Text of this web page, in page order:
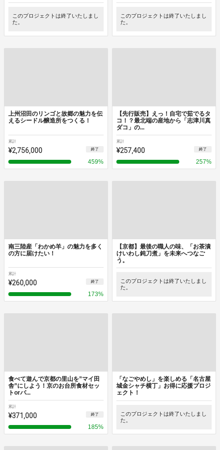
このプロジェクトは終了いたしまし
た。
このプロジェクトは終了いたしまし
た。
上州沼田のリンゴと故郷の魅力を伝
えるシードル醸造所をつくる！
累計
¥2,756,000 終了
459%
【先行販売】えっ！自宅で茹でるタ
コ！？最北端の産地から「志津川真
ダコ」の...
累計
¥257,400 終了
257%
南三陸産「わかめ羊」の魅力を多く
の方に届けたい！
累計
¥260,000 終了
173%
【京都】最後の職人の味、「お茶漬
けいわし鈍刀煮」を未来へつなご
う。
このプロジェクトは終了いたしまし
た。
食べて遊んで京都の里山を”マイ田
舎”にしよう！京のお台所食材セッ
トorバ...
累計
¥371,000 終了
185%
「なごやめし」を楽しめる「名古屋
城金シャチ横丁」お得に応援プロジ
ェクト！
このプロジェクトは終了いたしまし
た。